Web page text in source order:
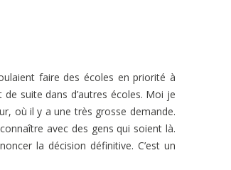
faire des écoles en priorité à
suite dans d’autres écoles. Moi je
où il y a une très grosse demande.
avec des gens qui soient là.
la décision définitive. C’est un